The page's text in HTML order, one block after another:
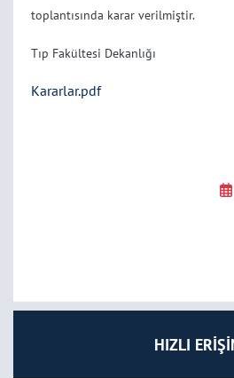
HIZLI
toplantısında karar verilmiştir.
Tıp Fakültesi Dekanlığı
Kararlar.pdf